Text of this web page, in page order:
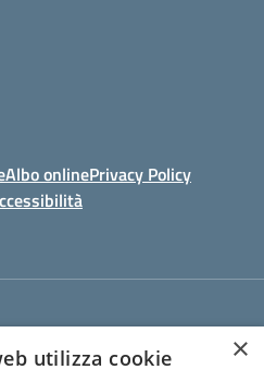
Albo onlinePrivacy Policy
- Pec:
×
utilizza cookie